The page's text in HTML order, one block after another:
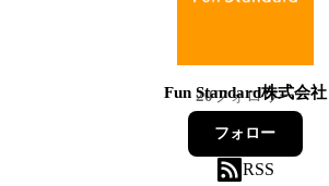
Fun Standard株式会社
20フォロワー
フォロー
RSS